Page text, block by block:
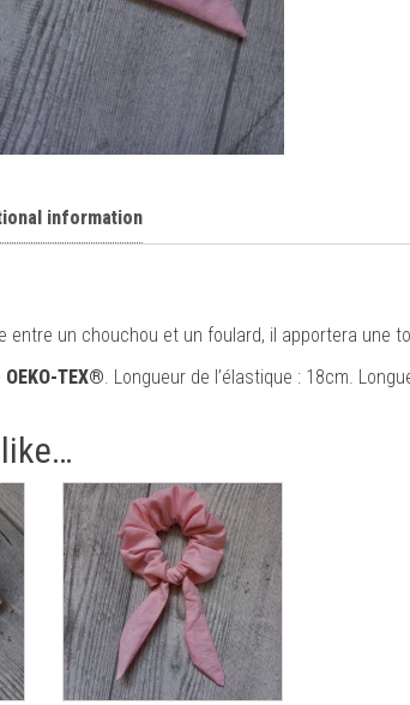
information
entre un chouchou et un foulard, il apportera une
OEKO-TEX® . Longueur de l’élastique : 18cm.